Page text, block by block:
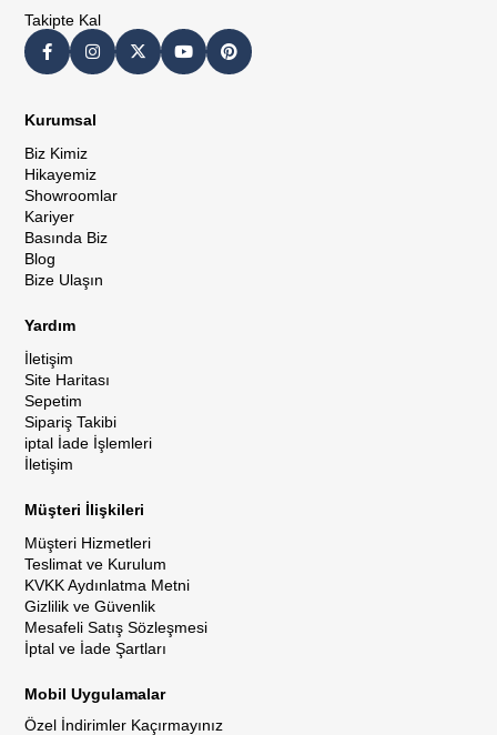
Takipte Kal
Kurumsal
Biz Kimiz
Hikayemiz
Showroomlar
Kariyer
Basında Biz
Blog
Bize Ulaşın
Yardım
İletişim
Site Haritası
Sepetim
Sipariş Takibi
iptal İade İşlemleri
İletişim
Müşteri İlişkileri
Müşteri Hizmetleri
Teslimat ve Kurulum
KVKK Aydınlatma Metni
Gizlilik ve Güvenlik
Mesafeli Satış Sözleşmesi
İptal ve İade Şartları
Mobil Uygulamalar
Özel İndirimler Kaçırmayınız